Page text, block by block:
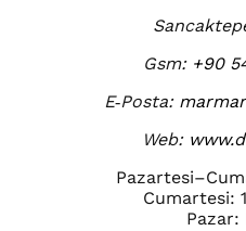
Gsm: +90
E‑Posta:
Web:
Cumartesi:
Pazar: